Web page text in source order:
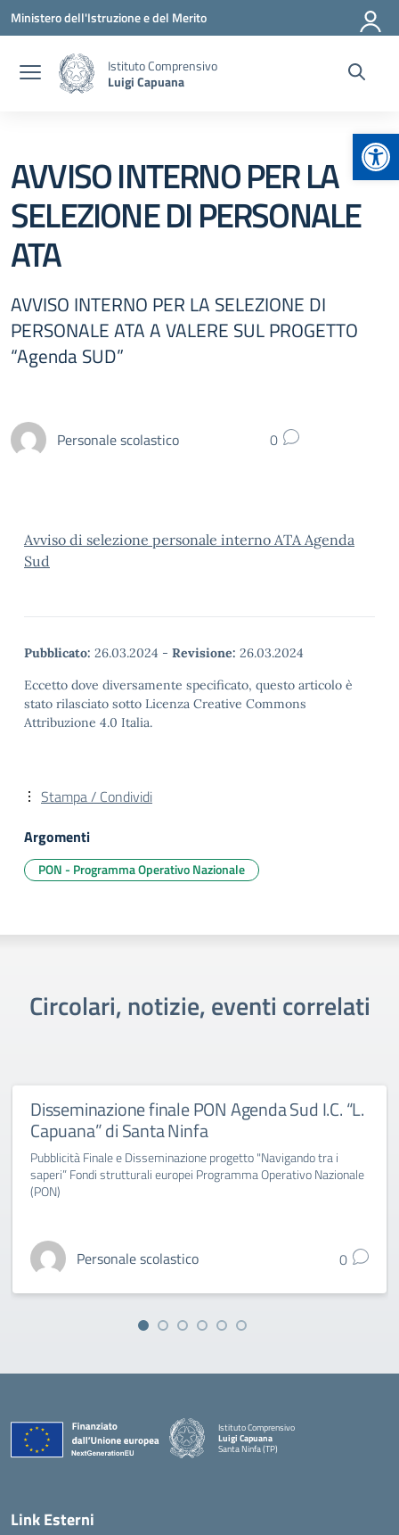
Vai ai contenuti
Vai al menu di navigazione
Vai al footer
Ministero dell'Istruzione e del Merito
Istituto Comprensivo
Luigi Capuana
AVVISO INTERNO PER LA
SELEZIONE DI PERSONALE
ATA
AVVISO INTERNO PER LA SELEZIONE DI
PERSONALE ATA A VALERE SUL PROGETTO
“Agenda SUD”
Personale scolastico 0
Avviso di selezione personale interno ATA Agenda
Sud
Pubblicato: 26.03.2024 - Revisione: 26.03.2024
Eccetto dove diversamente specificato, questo articolo è
stato rilasciato sotto Licenza Creative Commons
Attribuzione 4.0 Italia.
Stampa / Condividi
Argomenti
PON - Programma Operativo Nazionale
Circolari, notizie, eventi correlati
Disseminazione finale PON Agenda Sud I.C. “L.
Capuana” di Santa Ninfa
Pubblicità Finale e Disseminazione progetto "Navigando tra i
saperi” Fondi strutturali europei Programma Operativo Nazionale
(PON)
Personale scolastico 0
Istituto Comprensivo
Luigi Capuana
Santa Ninfa (TP)
Link Esterni